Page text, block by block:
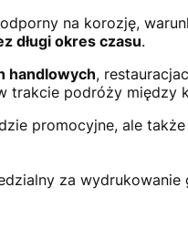
na korozję,
długi okres czasu.
handlowych,
trakcie podróży między
promocyjne, ale także
za wydrukowanie